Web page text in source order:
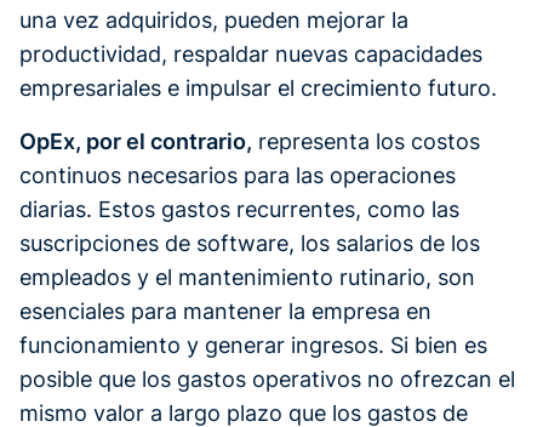
una vez adquiridos, pueden mejorar la
productividad, respaldar nuevas capacidades
empresariales e impulsar el crecimiento futuro.
OpEx, por el contrario, representa los costos
continuos necesarios para las operaciones
diarias. Estos gastos recurrentes, como las
suscripciones de software, los salarios de los
empleados y el mantenimiento rutinario, son
esenciales para mantener la empresa en
funcionamiento y generar ingresos. Si bien es
posible que los gastos operativos no ofrezcan el
mismo valor a largo plazo que los gastos de